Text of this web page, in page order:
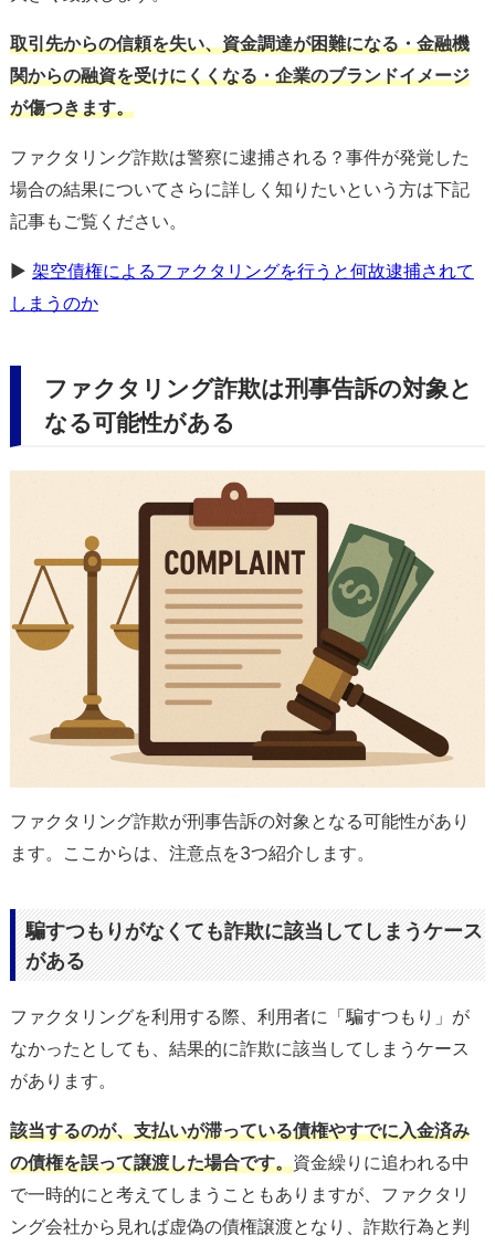
取引先からの信頼を失い、資金調達が困難になる・金融機
関からの融資を受けにくくなる・企業のブランドイメージ
が傷つきます。
ファクタリング詐欺は警察に逮捕される？事件が発覚した
場合の結果についてさらに詳しく知りたいという方は下記
記事もご覧ください。
▶ 架空債権によるファクタリングを行うと何故逮捕されて
しまうのか
ファクタリング詐欺は刑事告訴の対象と
なる可能性がある
ファクタリング詐欺が刑事告訴の対象となる可能性があり
ます。ここからは、注意点を3つ紹介します。
騙すつもりがなくても詐欺に該当してしまうケース
がある
ファクタリングを利用する際、利用者に「騙すつもり」が
なかったとしても、結果的に詐欺に該当してしまうケース
があります。
該当するのが、支払いが滞っている債権やすでに入金済み
の債権を誤って譲渡した場合です。資金繰りに追われる中
で一時的にと考えてしまうこともありますが、ファクタリ
ング会社から見れば虚偽の債権譲渡となり、詐欺行為と判